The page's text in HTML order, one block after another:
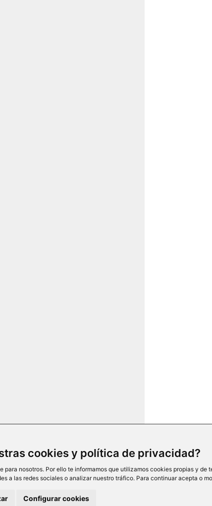
cookies y política de privacidad?
para nosotros. Por ello te informamos que utilizamos cookies propias y
a las redes sociales o analizar nuestro tráfico. Para continuar acepta o
Configurar cookies